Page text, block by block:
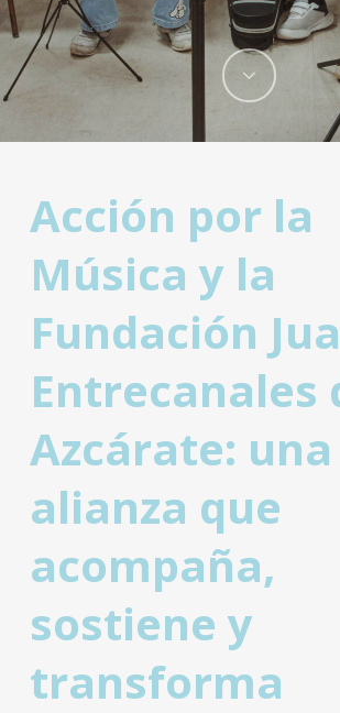
Acción por la
Música y la
Fundación
Entrecanales
Azcárate: una
alianza que
acompaña,
sostiene y
transforma